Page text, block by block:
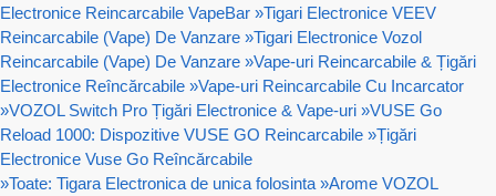
Electronice Reincarcabile VapeBar »Tigari Electronice VEEV
Reincarcabile (Vape) De Vanzare »Tigari Electronice Vozol
Reincarcabile (Vape) De Vanzare »Vape-uri Reincarcabile & Țigări
Electronice Reîncărcabile »Vape-uri Reincarcabile Cu Incarcator
»VOZOL Switch Pro Țigări Electronice & Vape-uri »VUSE Go
Reload 1000: Dispozitive VUSE GO Reincarcabile »Țigări
Electronice Vuse Go Reîncărcabile
»Toate: Tigara Electronica de unica folosinta »Arome VOZOL